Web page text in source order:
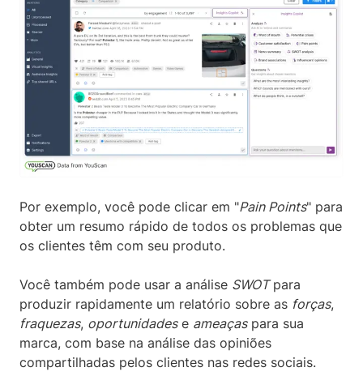
Por exemplo, você pode clicar em "Pain Points" para
obter um resumo rápido de todos os problemas que
os clientes têm com seu produto.
Você também pode usar a análise SWOTpara
produzir rapidamente um relatório sobre as forças,
fraquezas, oportunidadese ameaçaspara sua
marca, com base na análise das opiniões
compartilhadas pelos clientes nas redes sociais.